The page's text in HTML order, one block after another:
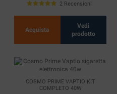
2 Recensioni
Acquista
Vedi
prodotto
COSMO PRIME VAPTIO KIT
COMPLETO 40W